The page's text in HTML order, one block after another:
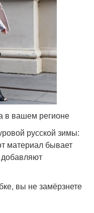
в вашем регионе
русской зимы:
материал бывает
вы не замёрзнете